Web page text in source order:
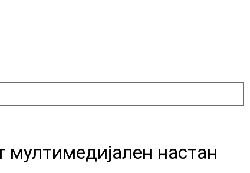
мултимедијален настан